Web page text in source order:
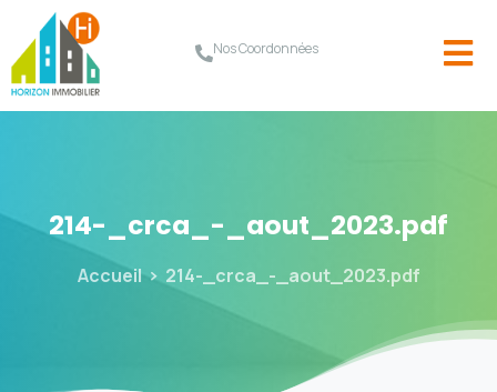
Nos Coordonnées
214-_crca_-_aout_2023.pdf
Accueil 214-_crca_-_aout_2023.pdf